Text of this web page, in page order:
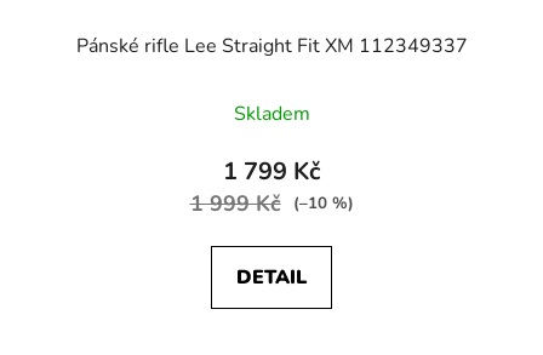
Pánské rifle Lee Straight Fit XM 112349337
Skladem
1 799 Kč
1 999 Kč (–10 %)
DETAIL